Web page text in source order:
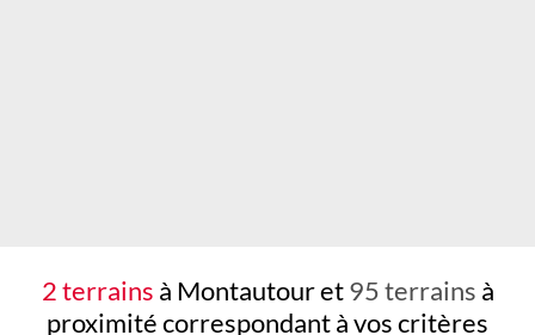
2 terrains à Montautour et95 terrains à
proximitécorrespondant à vos critères